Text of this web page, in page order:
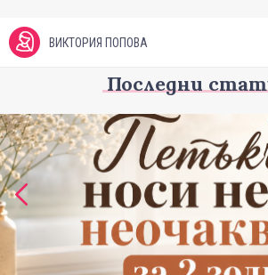
ВИКТОРИЯ ПОПОВА
Последни